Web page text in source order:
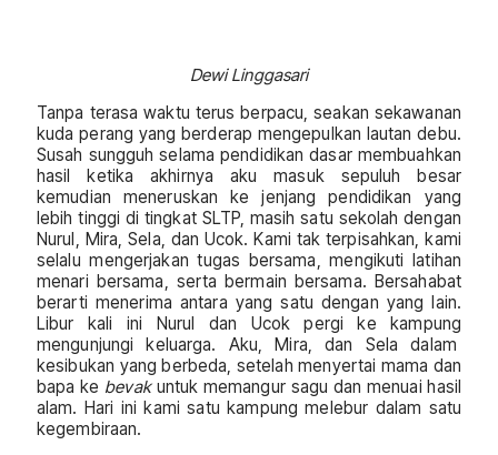
Dewi Linggasari
Tanpa terasa waktu terus berpacu, seakan sekawanan
kuda perang yang berderap mengepulkan lautan debu.
Susah sungguh selama pendidikan dasar membuahkan
hasil ketika akhirnya aku masuk sepuluh besar
kemudian meneruskan ke jenjang pendidikan yang
lebih tinggi di tingkat SLTP, masih satu sekolah dengan
Nurul, Mira, Sela, dan Ucok. Kami tak terpisahkan, kami
selalu mengerjakan tugas bersama, mengikuti latihan
menari bersama, serta bermain bersama. Bersahabat
berarti menerima antara yang satu dengan yang lain.
Libur kali ini Nurul dan Ucok pergi ke kampung
mengunjungi keluarga. Aku, Mira, dan Sela dalam
kesibukan yang berbeda, setelah menyertai mama dan
bapa ke bevakuntuk memangur sagu dan menuai hasil
alam. Hari ini kami satu kampung melebur dalam satu
kegembiraan.